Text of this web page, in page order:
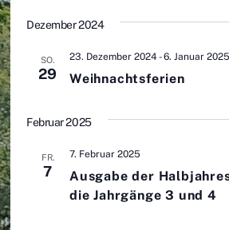
a
ä
Dezember 2024
SO.
29 Weihnachtsferien
23. Dezember 2024-6. Januar 2025
Februar 2025
FR.
7
Ausgabe der
die Jahrgänge 3 und 4
7. Februar 2025